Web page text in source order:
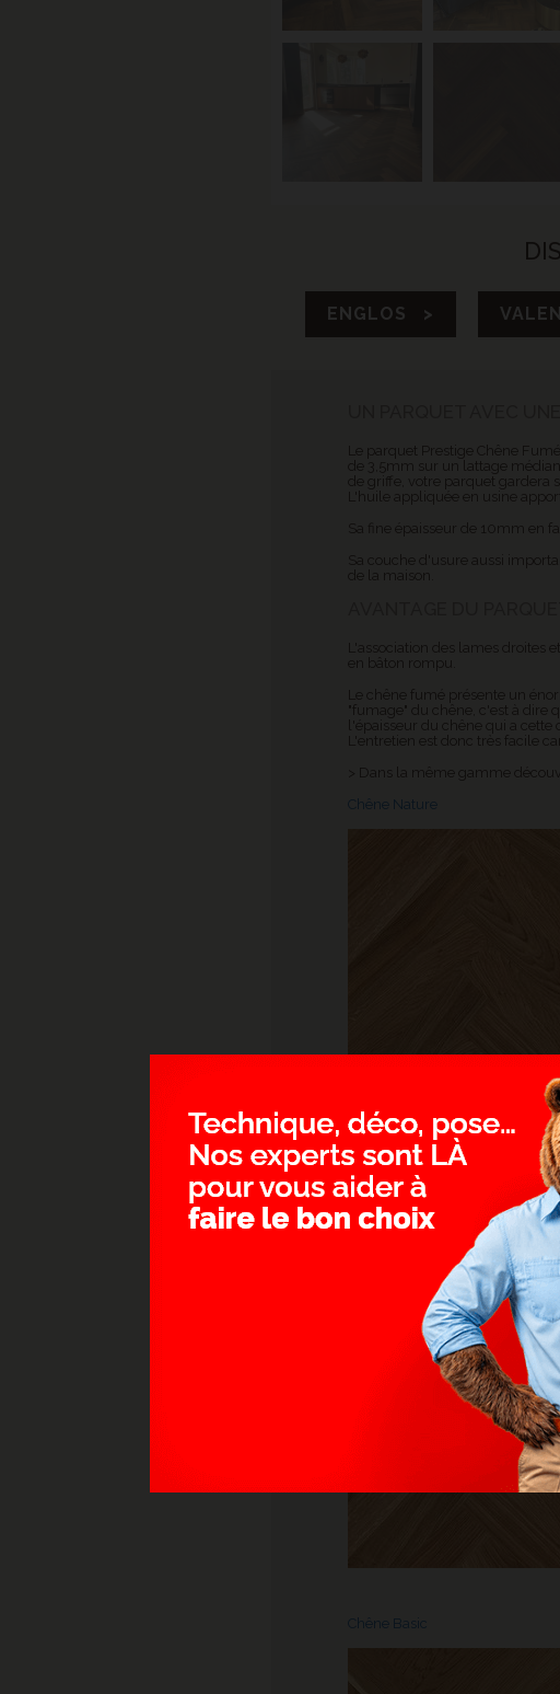
ENGLOS >
Le parquet Prestige Chêne Fumé
de 3,5mm sur un lattage
de griffe, votre parquet gardera
L'huile appliquée en usine
Sa fine épaisseur de 10mm en
Sa couche d'usure aussi
de la maison.
L'association des lames
en bâton rompu.
Le chêne fumé présente un
"fumage" du chêne, c'est à
l'épaisseur du chêne qui a
L'entretien est donc très facile
> Dans la même gamme
Chêne Nature
Chêne Basic